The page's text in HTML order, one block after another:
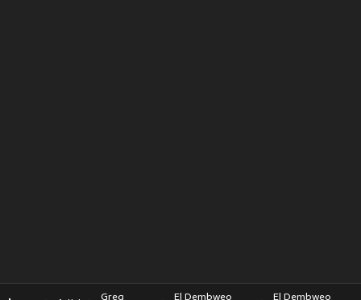
Greg El Dembweo El Dembweo